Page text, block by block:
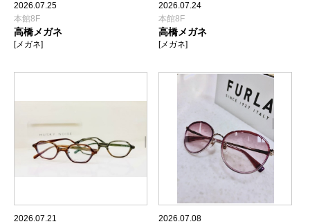
2026.07.25
本館8F
高橋メガネ
[メガネ]
2026.07.24
本館8F
高橋メガネ
[メガネ]
2026.07.21
2026.07.08